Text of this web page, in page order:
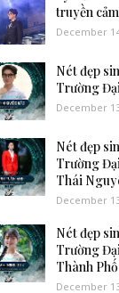
truyền
December
Nét đẹp
Trường
December
Nét đẹp
Trường
Thái
December
Nét đẹp
Trường
Thành
December